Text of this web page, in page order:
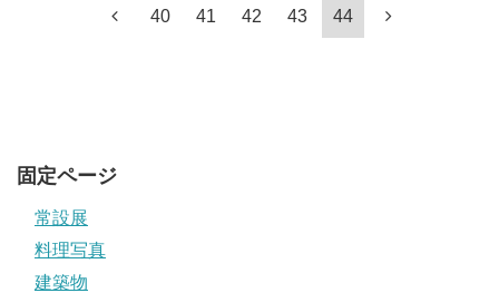
40 41 42 43 44
固定ページ
常設展
料理写真
建築物